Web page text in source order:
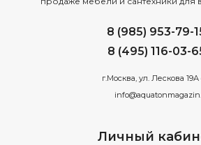
8 (985) 953-79-
8 (495) 116-03-
г.Москва, ул. Лескова 19А
Личный